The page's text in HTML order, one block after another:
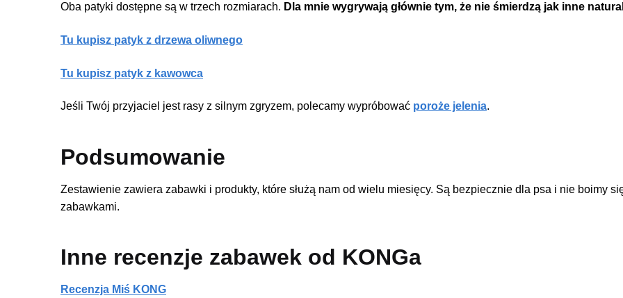
Oba patyki dostępne są w trzech rozmiarach. Dla mnie wygrywają głównie tym, że nie śmierdzą jak inne
Tu kupisz patyk z drzewa oliwnego
Tu kupisz patyk z kawowca
Jeśli Twój przyjaciel jest rasy z silnym zgryzem, polecamy wypróbować poroże jelenia.
Podsumowanie
Zestawienie zawiera zabawki i produkty, które służą nam od wielu miesięcy. Są bezpiecznie dla psa i nie boimy
zabawkami.
Inne recenzje zabawek od KONGa
Recenzja Miś KONG